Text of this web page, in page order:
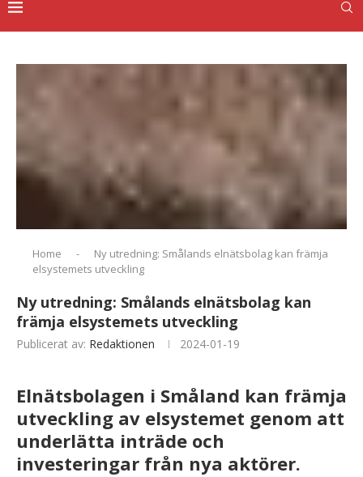
Home -
Ny utredning: Smålands elnätsbolag kan främja
elsystemets utveckling
Ny utredning: Smålands elnätsbolag kan
främja elsystemets utveckling
Publicerat av: Redaktionen 2024-01-19
Elnätsbolagen i Småland kan främja
utveckling av elsystemet genom att
underlätta inträde och
investeringar från nya aktörer.